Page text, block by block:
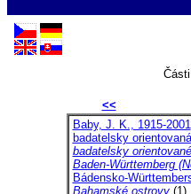
<<
Baby, J. K., 1915-2001
badatelsky
badatelsky
Baden-Württemberg
Bádensko-
Bahamské ostrovy(1)